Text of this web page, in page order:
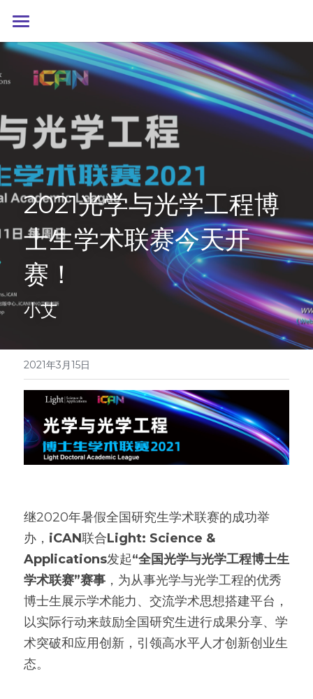
首页
iCANX Talks
Youth Talks
科学大会
iCANX 科学大会2023
iCANX 科学大会2022
青年科学家奖
YSA/青年科学家奖2022
YSA/青年科学家奖2021
学术联赛
2023光学与光学工程
2022光学与光学工程
柔性电子
iCAN大赛
关于我们
科学导航
2021光学与光学工程博
士生学术联赛今天开
赛！
小艾
2021年3月15日
继2020年暑假全国研究生学术联赛的成功举
办， iCAN联合Light: Science &
Applications发起“全国光学与光学工程博士生
学术联赛”赛事 ，为从事光学与光学工程的优秀
博士生展示学术能力、交流学术思想搭建平台，
以实际行动来鼓励全国研究生进行成果分享、学
术突破和应用创新，引领高水平人才创新创业生
态。